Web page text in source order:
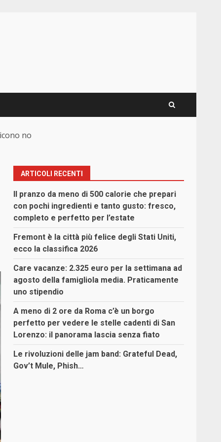
no
ARTICOLI RECENTI
Il pranzo da meno di 500 calorie che prepari
con pochi ingredienti e tanto gusto: fresco,
completo e perfetto per l’estate
Fremont è la città più felice degli Stati Uniti,
ecco la classifica 2026
Care vacanze: 2.325 euro per la settimana ad
agosto della famigliola media. Praticamente
uno stipendio
A meno di 2 ore da Roma c’è un borgo
perfetto per vedere le stelle cadenti di San
Lorenzo: il panorama lascia senza fiato
Le rivoluzioni delle jam band: Grateful Dead,
Gov’t Mule, Phish…